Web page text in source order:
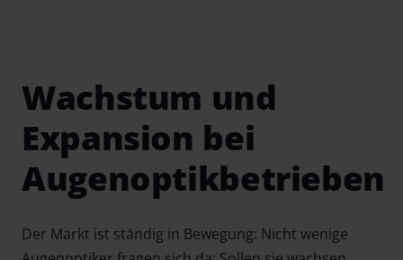
Wachstum und
Expansion bei
Augenoptikbetrieben
Der Markt ist ständig in Bewegung: Nicht wenige